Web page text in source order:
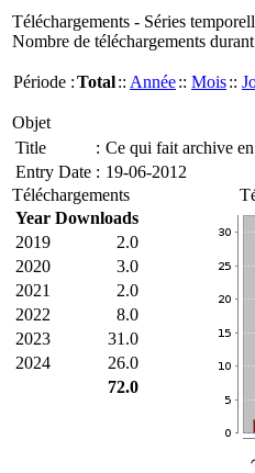
Téléchargements - Séries
Nombre de téléchargements
Période :Total:: Année:: Mois::
Objet
Title
: Ce qui fait archive
Entry Date : 19-06-2012
Téléchargements
Year Downloads
2019
2.0
2020
3.0
2021
2.0
2022
8.0
2023
31.0
2024
26.0
72.0